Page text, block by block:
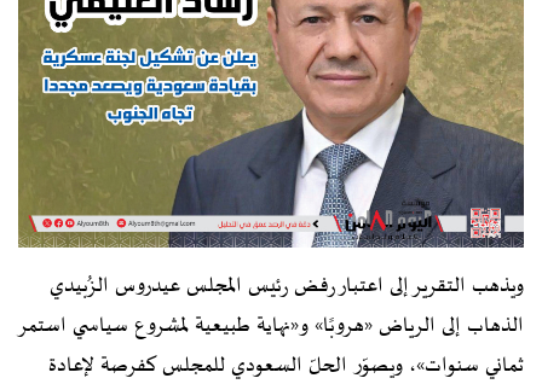
ويذهب التقرير إلى اعتبار رفض رئيس المجلس عيدروس الزُبيدي
الذهاب إلى الرياض «هروبًا» و«نهاية طبيعية لمشروع سياسي استمر
ثماني سنوات»، ويصوّر الحلّ السعودي للمجلس كفرصة لإعادة